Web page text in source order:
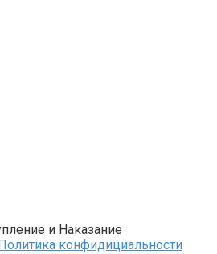
и Наказание
Политика конфидициальности